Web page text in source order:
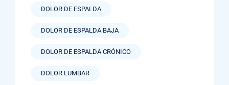
DOLOR DE ESPALDA
DOLOR DE ESPALDA BAJA
DOLOR DE ESPALDA CRÓNICO
DOLOR LUMBAR